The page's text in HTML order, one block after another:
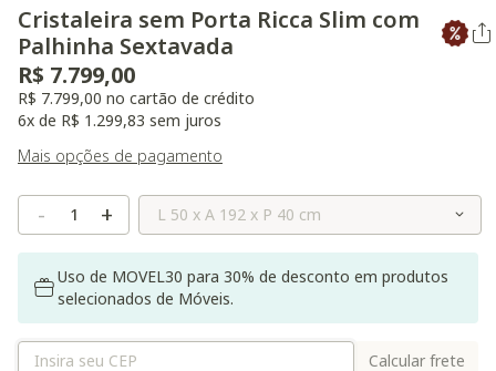
Cristaleira sem Porta Ricca Slim com
Palhinha Sextavada
R$ 7.799,00
R$ 7.799,00 no cartão de crédito
6x de R$ 1.299,83 sem juros
Mais opções de pagamento
- + Selecione o Tamanho
Uso de MOVEL30 para 30% de desconto em produtos
selecionados de Móveis.
Calcular frete